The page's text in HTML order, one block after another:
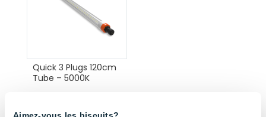
Aimez-vous les biscuits?
Quick 3 Plugs 120cm
Tube – 5000K